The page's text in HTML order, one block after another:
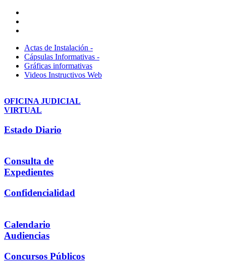
Actas de Instalación -
Cápsulas Informativas -
Gráficas informativas
Videos Instructivos Web
OFICINA JUDICIAL
VIRTUAL
Estado Diario
Consulta de
Expedientes
Confidencialidad
Calendario
Audiencias
Concursos Públicos